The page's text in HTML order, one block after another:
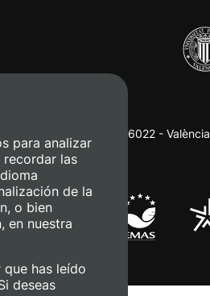
Camino de Vera, s/n. 46022 - València
para analizar
recordar las
de la
o bien
en nuestra
que has leído
deseas